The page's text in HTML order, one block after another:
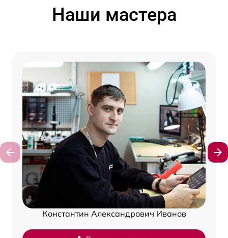
Наши мастера
Константин Александрович Иванов